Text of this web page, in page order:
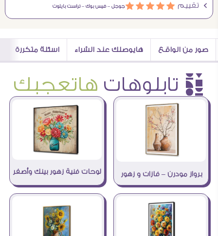
Ö تقييم áááááجوجل –فيس بوك –تراست بايلوت
صور من الواقع هايوصلك عند الشراء اسئلة متكررة
è تابلوهات هاتعجبك
برواز مودرن – فازات و زهور لوحات فنية زهور بينك وأصفر